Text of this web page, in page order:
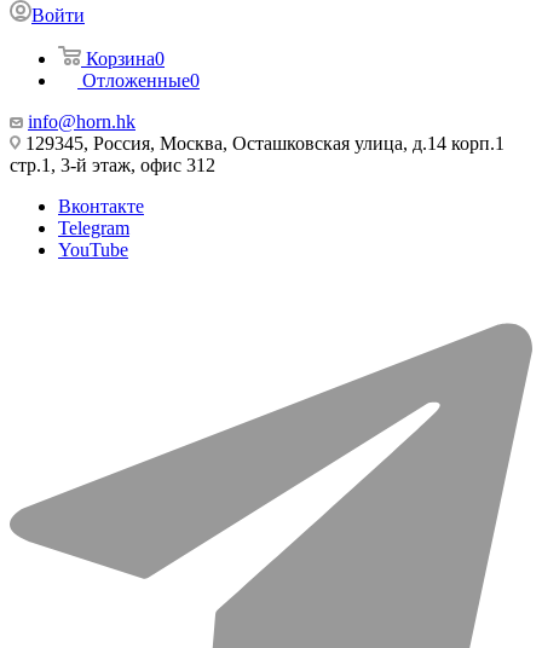
Войти
Корзина0
Отложенные0
info@horn.hk
129345, Россия, Москва, Осташковская улица, д.14 корп.1
стр.1, 3-й этаж, офис 312
Вконтакте
Telegram
YouTube